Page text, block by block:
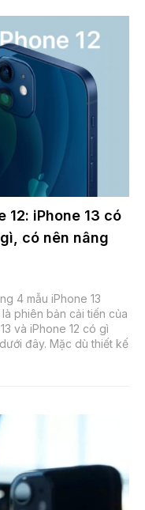
12: iPhone 13 có
có nên nâng
4 mẫu iPhone 13
phiên bản cải tiến của
và iPhone 12 có gì
đây. Mặc dù thiết kế